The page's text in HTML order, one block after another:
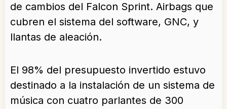
de cambios del Falcon Sprint. Airbags que
cubren el sistema del software, GNC, y
llantas de aleación.
El 98% del presupuesto invertido estuvo
destinado a la instalación de un sistema de
música con cuatro parlantes de 300